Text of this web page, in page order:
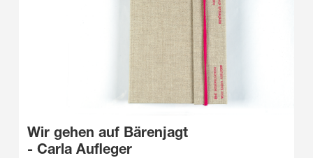
Wir gehen auf Bärenjagt
- Carla Aufleger